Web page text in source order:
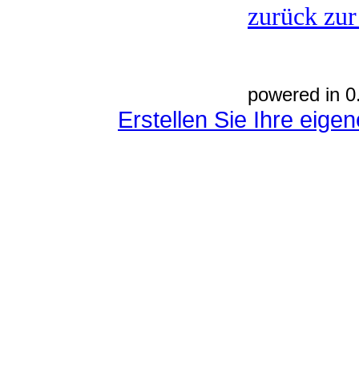
zurück
powered in
Erstellen Sie Ihre